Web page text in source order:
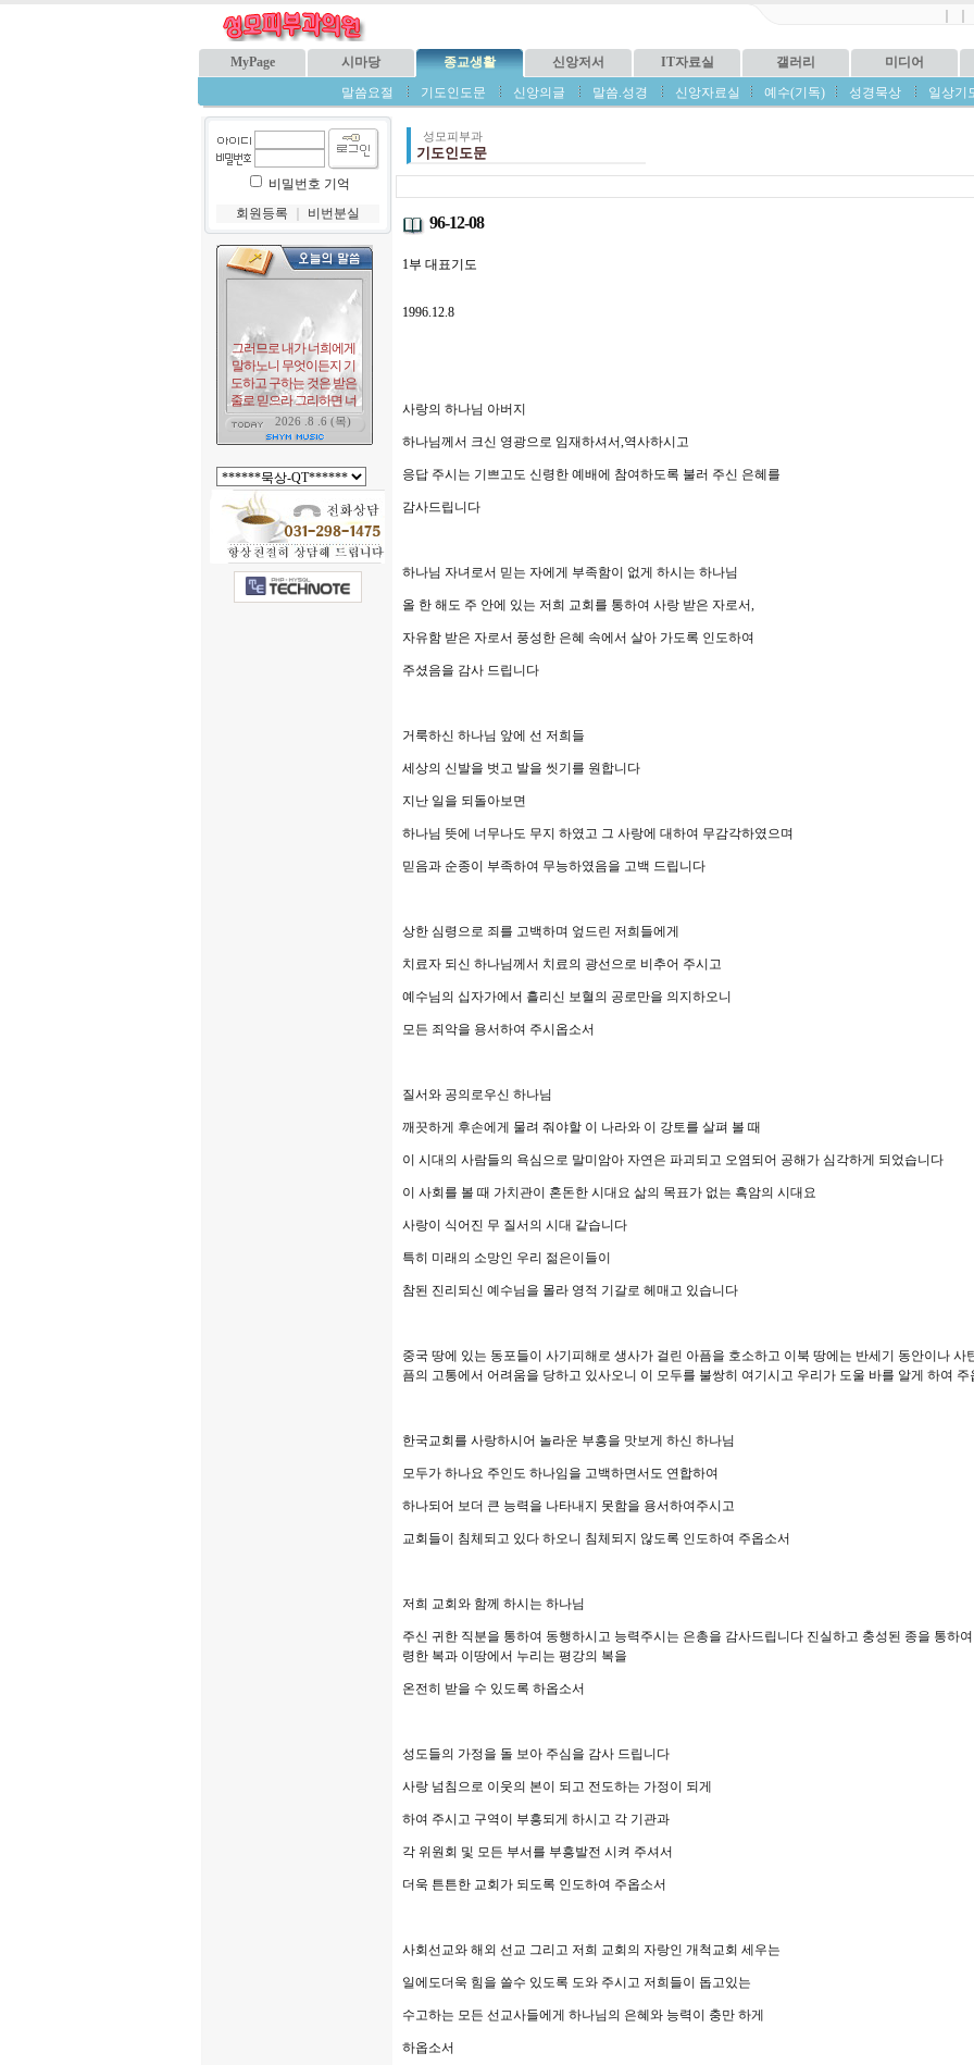
MyPage 시마당 종교생활 신앙저서 IT자료실 갤러리
미디어
말씀요절
기도인도문 신앙의글 말씀.성경 신앙자료실 예수(기독) 성경묵상 일상기
비밀번호 기억
회원등록
비번분실
성모피부과
기도인도문
96-12-08
1부 대표기도
1996.12.8
사랑의 하나님 아버지
하나님께서 크신 영광으로 임재하셔서,역사하시고
응답 주시는 기쁘고도 신령한 예배에 참여하도록 불러 주신 은혜를
감사드립니다
하나님 자녀로서 믿는 자에게 부족함이 없게 하시는 하나님
올 한 해도 주 안에 있는 저희 교회를 통하여 사랑 받은 자로서,
자유함 받은 자로서 풍성한 은혜 속에서 살아 가도록 인도하여
주셨음을 감사 드립니다
거룩하신 하나님 앞에 선 저희들
세상의 신발을 벗고 발을 씻기를 원합니다
지난 일을 되돌아보면
하나님 뜻에 너무나도 무지 하였고 그 사랑에 대하여 무감각하였으며
믿음과 순종이 부족하여 무능하였음을 고백 드립니다
상한 심령으로 죄를 고백하며 엎드린 저희들에게
치료자 되신 하나님께서 치료의 광선으로 비추어 주시고
예수님의 십자가에서 흘리신 보혈의 공로만을 의지하오니
모든 죄악을 용서하여 주시옵소서
질서와 공의로우신 하나님
깨끗하게 후손에게 물려 줘야할 이 나라와 이 강토를 살펴 볼 때
이 시대의 사람들의 욕심으로 말미암아 자연은 파괴되고 오염되어 공해가 심각하게 되었습니다
이 사회를 볼 때 가치관이 혼돈한 시대요 삶의 목표가 없는 흑암의 시대요
사랑이 식어진 무 질서의 시대 같습니다
특히 미래의 소망인 우리 젊은이들이
참된 진리되신 예수님을 몰라 영적 기갈로 헤매고 있습니다
중국 땅에 있는 동포들이 사기피해로 생사가 걸린 아픔을 호소하고 이북 땅에는 반세기 동안이나
픔의 고통에서 어려움을 당하고 있사오니 이 모두를 불쌍히 여기시고 우리가 도울 바를 알게 하여 주
한국교회를 사랑하시어 놀라운 부흥을 맛보게 하신 하나님
모두가 하나요 주인도 하나임을 고백하면서도 연합하여
하나되어 보더 큰 능력을 나타내지 못함을 용서하여주시고
교회들이 침체되고 있다 하오니 침체되지 않도록 인도하여 주옵소서
저희 교회와 함께 하시는 하나님
주신 귀한 직분을 통하여 동행하시고 능력주시는 은총을 감사드립니다 진실하고 충성된 종을 통하
령한 복과 이땅에서 누리는 평강의 복을
온전히 받을 수 있도록 하옵소서
성도들의 가정을 돌 보아 주심을 감사 드립니다
사랑 넘침으로 이웃의 본이 되고 전도하는 가정이 되게
하여 주시고 구역이 부흥되게 하시고 각 기관과
각 위원회 및 모든 부서를 부흥발전 시켜 주셔서
더욱 튼튼한 교회가 되도록 인도하여 주옵소서
사회선교와 해외 선교 그리고 저희 교회의 자랑인 개척교회 세우는
일에도더욱 힘을 쓸수 있도록 도와 주시고 저희들이 돕고있는
수고하는 모든 선교사들에게 하나님의 은혜와 능력이 충만 하게
하옵소서